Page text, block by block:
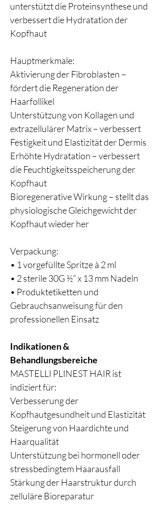
unterstützt die Proteinsynthese und
verbessert die Hydratation der
Kopfhaut
Hauptmerkmale:
Aktivierung der Fibroblasten –
fördert die Regeneration der
Haarfollikel
Unterstützung von Kollagen und
extrazellulärer Matrix – verbessert
Festigkeit und Elastizität der Dermis
Erhöhte Hydratation – verbessert
die Feuchtigkeitsspeicherung der
Kopfhaut
Bioregenerative Wirkung – stellt das
physiologische Gleichgewicht der
Kopfhaut wieder her
Verpackung:
• 1 vorgefüllte Spritze à 2 ml
• 2 sterile 30G ½” x 13 mm Nadeln
• Produktetiketten und
Gebrauchsanweisung für den
professionellen Einsatz
Indikationen &
Behandlungsbereiche
MASTELLI PLINEST HAIR ist
indiziert für:
Verbesserung der
Kopfhautgesundheit und Elastizität
Steigerung von Haardichte und
Haarqualität
Unterstützung bei hormonell oder
stressbedingtem Haarausfall
Stärkung der Haarstruktur durch
zelluläre Bioreparatur